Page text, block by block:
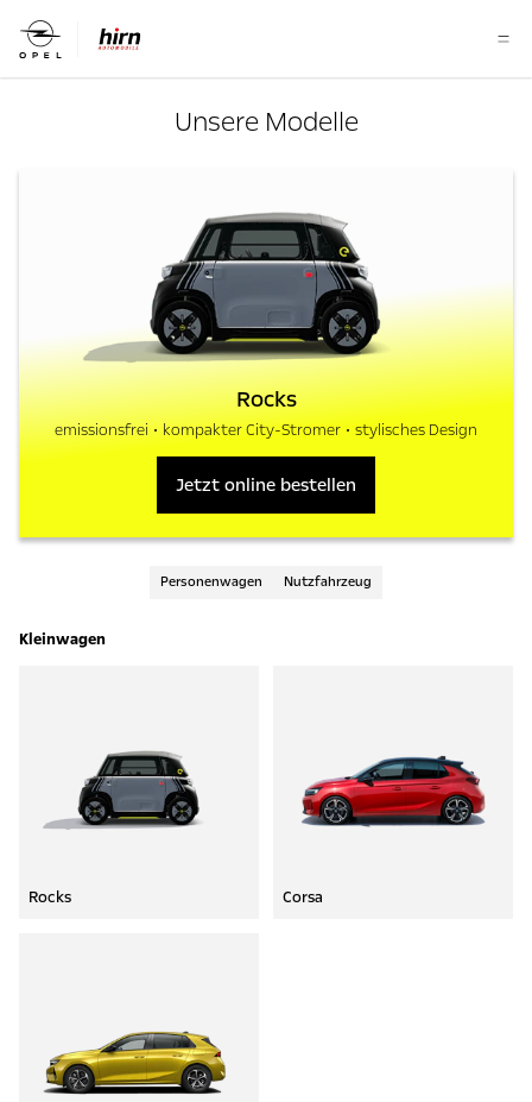
Unsere Modelle
Rocks
emissionsfrei kompakter City-Stromer stylisches Design
Jetzt online bestellen
Personenwagen Nutzfahrzeug
Kleinwagen
Rocks Corsa